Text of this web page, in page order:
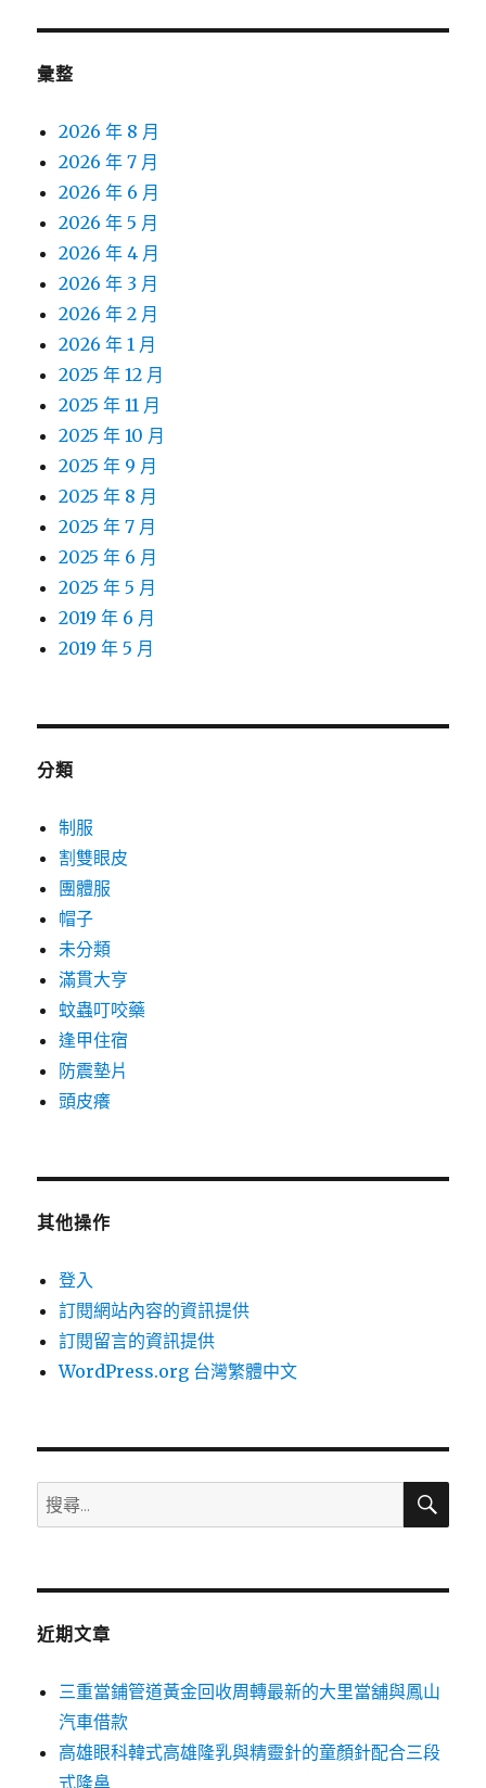
彙整
2026 年 8 月
2026 年 7 月
2026 年 6 月
2026 年 5 月
2026 年 4 月
2026 年 3 月
2026 年 2 月
2026 年 1 月
2025 年 12 月
2025 年 11 月
2025 年 10 月
2025 年 9 月
2025 年 8 月
2025 年 7 月
2025 年 6 月
2025 年 5 月
2019 年 6 月
2019 年 5 月
分類
制服
割雙眼皮
團體服
帽子
未分類
滿貫大亨
蚊蟲叮咬藥
逢甲住宿
防震墊片
頭皮癢
其他操作
登入
訂閱網站內容的資訊提供
訂閱留言的資訊提供
WordPress.org 台灣繁體中文
搜
尋
鍵
搜
近期文章
三重當鋪管道黃金回收周轉最新的大里當舖與鳳山
汽車借款
高雄眼科韓式高雄隆乳與精靈針的童顏針配合三段
式隆鼻